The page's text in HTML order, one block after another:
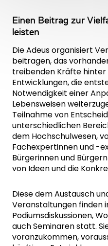
Einen Beitrag zur
leisten
Die Adeus organisiert
beitragen, das
treibenden Kräfte
Entwicklungen, die
Notwendigkeit einer
Lebensweisen
Teilnahme von
unterschiedlichen
dem Hochschulwesen,
Fachexpertinnen und -
Bürgerinnen und
von Ideen und die
Diese dem Austausch
Veranstaltungen finden
Podiumsdiskussionen,
auch Seminaren statt.
voranzukommen,